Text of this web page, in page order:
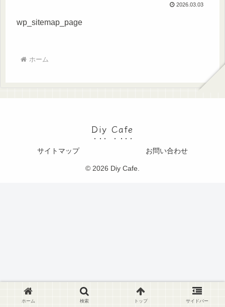
2026.03.03
wp_sitemap_page
ホーム
Diy Cafe
サイトマップ お問い合わせ
© 2026 Diy Cafe.
ホーム 検索 トップ サイドバー